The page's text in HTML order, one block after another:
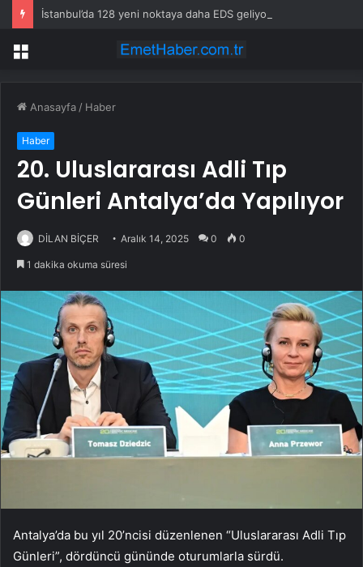
İstanbul’da 128 yeni noktaya daha EDS geliyor
Menü
Anasayfa / Haber
Haber
20. Uluslararası Adli Tıp
Günleri Antalya’da Yapılıyor
DİLAN BİÇER Aralık 14, 2025 0 0
1 dakika okuma süresi
Antalya’da bu yıl 20’ncisi düzenlenen “Uluslararası Adli Tıp
Günleri”, dördüncü gününde oturumlarla sürdü.